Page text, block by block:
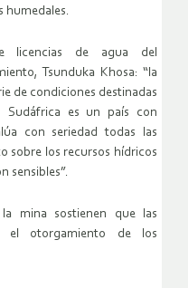
humedales.
licencias de agua del
Tsunduka Khosa: “la
de condiciones destinadas
Sudáfrica es un país con
con seriedad todas las
sobre los recursos hídricos
sensibles”.
mina sostienen que las
el otorgamiento de los